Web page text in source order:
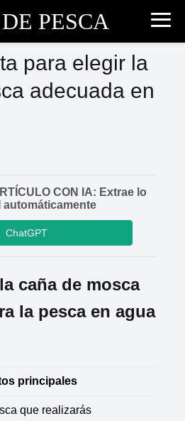
PESCA
para elegir la
adecuada en
CON IA: Extrae lo
automáticamente
ChatGPT
caña de mosca
la pesca en agua
principales
que realizarás